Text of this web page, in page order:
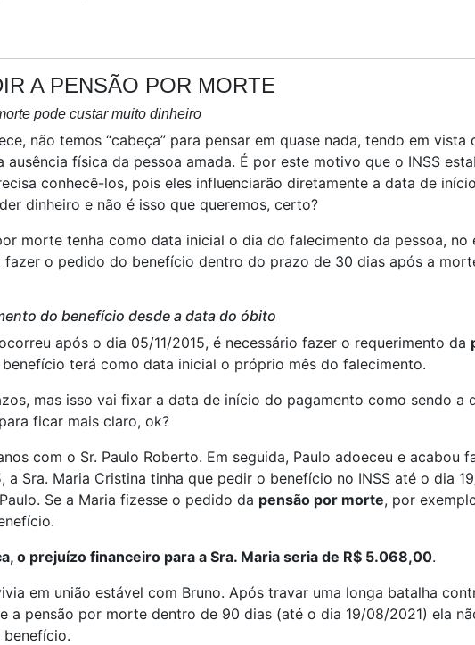
A PENSÃO POR MORTE
pode custar muito dinheiro
não temos “cabeça” para pensar em quase nada, tendo em
física da pessoa amada. É por este motivo que o INSS
conhecê-los, pois eles influenciarão diretamente a data de
dinheiro e não é isso que queremos, certo?
morte tenha como data inicial o dia do falecimento da pessoa, no
o pedido do benefício dentro do prazo de 30 dias após a
do benefício desde a data do óbito
após o dia 05/11/2015, é necessário fazer o requerimento da
terá como data inicial o próprio mês do falecimento.
mas isso vai fixar a data de início do pagamento como sendo a
ficar mais claro, ok?
com o Sr. Paulo Roberto. Em seguida, Paulo adoeceu e
a Sra. Maria Cristina tinha que pedir o benefício no INSS até o dia
Se a Maria fizesse o pedido da pensão por morte, por
o prejuízo financeiro para a Sra. Maria seria de R$ 5.068,00.
em união estável com Bruno. Após travar uma longa batalha
a pensão por morte dentro de 90 dias (até o dia 19/08/2021) ela